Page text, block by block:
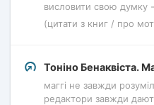
висловити свою думку
(цитати з книг / про
Тоніно Бенаквіста.
маггі не завжди
редактори завжди